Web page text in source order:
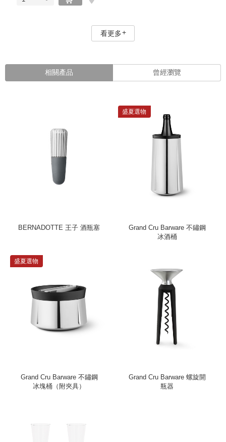
看更多
相關產品 曾經瀏覽
BERNADOTTE 王子 酒瓶塞
盛夏選物
Grand Cru Barware 不鏽鋼
冰酒桶
盛夏選物
Grand Cru Barware 不鏽鋼
冰塊桶（附夾具）
Grand Cru Barware 螺旋開
瓶器